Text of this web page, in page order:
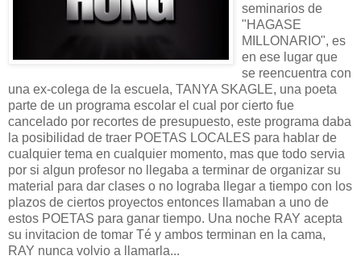
seminarios de
"HAGASE
MILLONARIO", es
en ese lugar que
se reencuentra con
una ex-colega de la escuela, TANYA SKAGLE, una poeta
parte de un programa escolar el cual por cierto fue
cancelado por recortes de presupuesto, este programa daba
la posibilidad de traer POETAS LOCALES para hablar de
cualquier tema en cualquier momento, mas que todo servia
por si algun profesor no llegaba a terminar de organizar su
material para dar clases o no lograba llegar a tiempo con los
plazos de ciertos proyectos entonces llamaban a uno de
estos POETAS para ganar tiempo. Una noche RAY acepta
su invitacion de tomar Té y ambos terminan en la cama,
RAY nunca volvio a llamarla...